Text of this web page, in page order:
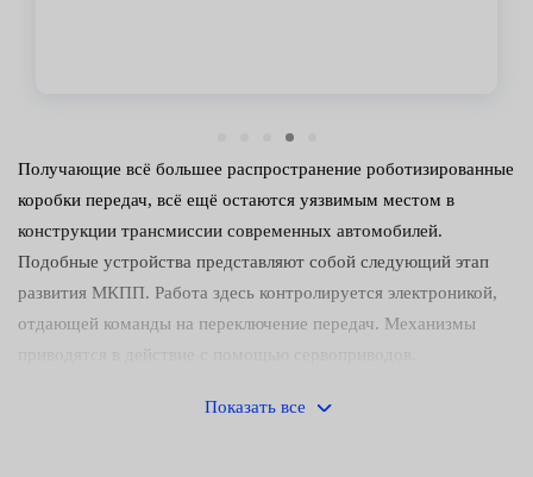
Получающие всё большее распространение роботизированные
коробки передач, всё ещё остаются уязвимым местом в
конструкции трансмиссии современных автомобилей.
Подобные устройства представляют собой следующий этап
развития МКПП. Работа здесь контролируется электроникой,
отдающей команды на переключение передач. Механизмы
Признаки неисправности
Показать все